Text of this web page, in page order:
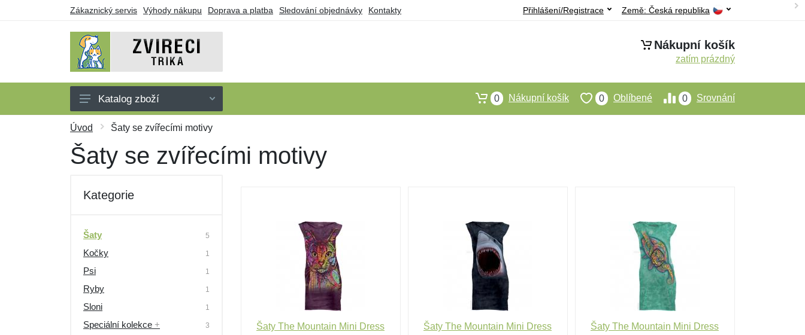
Zákaznický servis Výhody nákupu Doprava a platba Sledování objednávky Kontakty Země: Česká republika
Přihlášení/Registrace
Nákupní košík
zatím prázdný
Trička
Tílka
Mikiny
Šaty
Výprodej
Katalog zboží 0 Srovnání
0 Oblíbené
0 Nákupní košík
Úvod Šaty se zvířecími motivy
Šaty se zvířecími motivy
Kategorie
Šaty 5
Kočky 1
Psi 1
Ryby 1
Sloni 1
Speciální kolekce + 3
Šaty The Mountain Mini Dress
Šaty The Mountain Mini Dress
Šaty The Mountain Mini Dress